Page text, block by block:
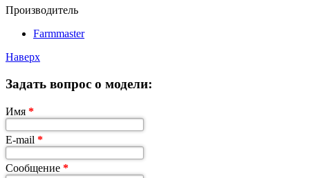
Производитель
Farmmaster
Наверх
Задать вопрос о модели:
Имя *
E-mail *
Сообщение *